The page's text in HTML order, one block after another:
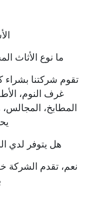
ما نوع الأثاث
تقوم شركتنا بشراء
غرف النوم،
المطابخ، المجالس،
هل يتوفر لدي
نعم، تقدم الشركة